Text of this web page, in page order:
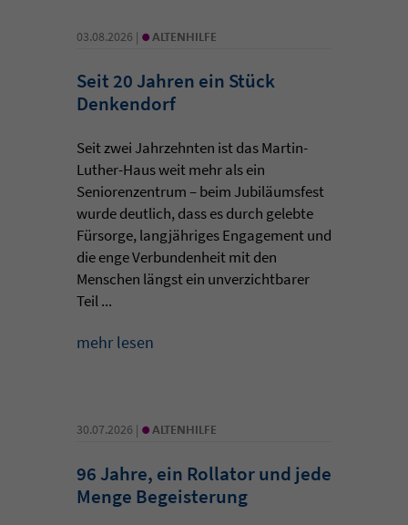
03.08.2026 | • ALTENHILFE
Seit 20 Jahren ein Stück
Denkendorf
Seit zwei Jahrzehnten ist das Martin-
Luther-Haus weit mehr als ein
Seniorenzentrum – beim Jubiläumsfest
wurde deutlich, dass es durch gelebte
Fürsorge, langjähriges Engagement und
die enge Verbundenheit mit den
Menschen längst ein unverzichtbarer
Teil ...
mehr lesen
30.07.2026 | • ALTENHILFE
96 Jahre, ein Rollator und jede
Menge Begeisterung